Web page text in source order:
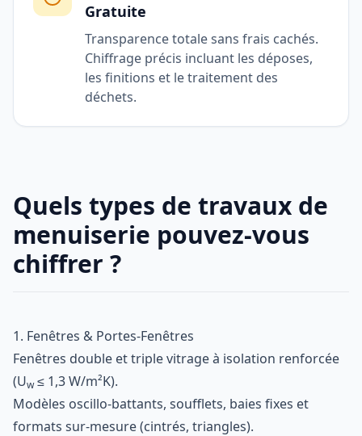
Gratuite
Transparence totale sans frais cachés.
Chiffrage précis incluant les déposes,
les finitions et le traitement des
déchets.
Quels types de travaux de
menuiserie pouvez-vous
chiffrer ?
1. Fenêtres & Portes-Fenêtres
Fenêtres double et triple vitrage à isolation renforcée
(Uw≤ 1,3 W/m²K).
Modèles oscillo-battants, soufflets, baies fixes et
formats sur-mesure (cintrés, triangles).